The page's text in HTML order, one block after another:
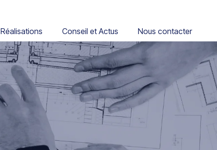
Réalisations Conseil et Actus Nous contacter